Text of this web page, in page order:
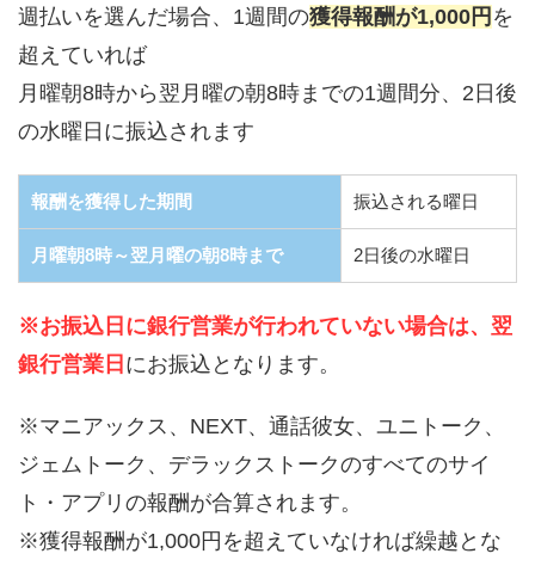
週払いを選んだ場合、1週間の獲得報酬が1,000円 を
超えていれば
月曜朝8時から翌月曜の朝8時までの1週間分、2日後
の水曜日に振込されます
報酬を獲得した期間 振込される曜日
月曜朝8時～翌月曜の朝8時まで 2日後の水曜日
※お振込日に銀行営業が行われていない場合は、翌
銀行営業日 にお振込となります。
※マニアックス、NEXT、通話彼女、ユニトーク、
ジェムトーク、デラックストークのすべてのサイ
ト・アプリの報酬が合算されます。
※獲得報酬が1,000円を超えていなければ繰越とな